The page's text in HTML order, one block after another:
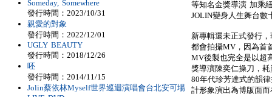
等知名金獎導演 加乘
JOLIN變身人生舞台數
新專輯還未正式發行
都會拍攝MV，因為首
MV後製也完全是以超
獎導演陳奕仁操刀，
80年代珍芳達式的韻
計形象演出為博版面
Someday, Somewhere
發行時間：2023/10/31
親愛的對象
發行時間：2022/12/01
UGLY BEAUTY
發行時間：2018/12/26
呸
發行時間：2014/11/15
Jolin蔡依林Myself世界巡迴演唱會台北安可場